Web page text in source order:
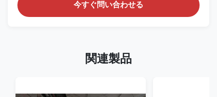
今すぐ問い合わせる
関連製品